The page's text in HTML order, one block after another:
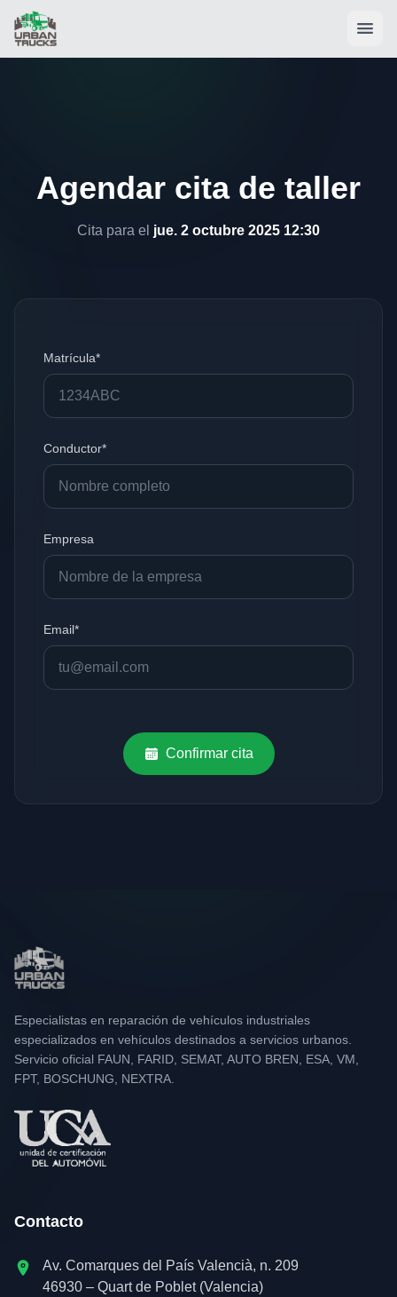
Agendar cita de taller
Cita para el jue. 2 octubre 2025 12:30
Matrícula*
Conductor*
Empresa
Email*
Confirmar cita
Especialistas en reparación de vehículos industriales
especializados en vehículos destinados a servicios urbanos.
Servicio oficial FAUN, FARID, SEMAT, AUTO BREN, ESA, VM,
FPT, BOSCHUNG, NEXTRA.
Contacto
Av. Comarques del País Valencià, n. 209
46930 – Quart de Poblet (Valencia)